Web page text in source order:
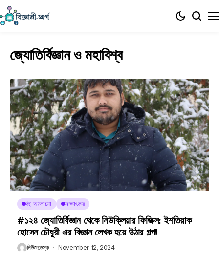
জ্যোতির্বিজ্ঞান ও মহাবিশ্ব
বই আলোচনা সাক্ষাৎকার
#১২৪ জ্যোতির্বিজ্ঞান থেকে নিউক্লিয়ার ফিজিক্স: ইশতিয়াক
হোসেন চৌধুরী এর বিজ্ঞান লেখক হয়ে উঠার গল্প!
নিউজডেস্ক November 12, 2024